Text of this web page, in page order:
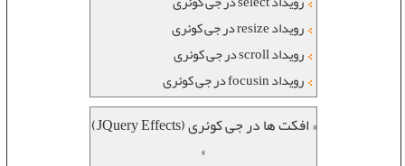
رویداد resize در جی کوئری
رویداد scroll در جی کوئری
رویداد focusin در جی کوئری
« افکت ها در جی کوئری (JQuery Effects)
»